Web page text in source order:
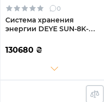
0
Система хранения
энергии DEYE SUN-8K-
W 8kW 10.24kWh 2BAT
LiFePO4 6500 циклов
130680 ₴